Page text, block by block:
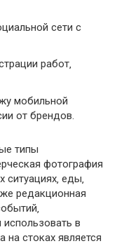
сети с
работ‚
мобильной
от брендов.
типы
фотография
еды‚
редакционная
использовать в
стоках является